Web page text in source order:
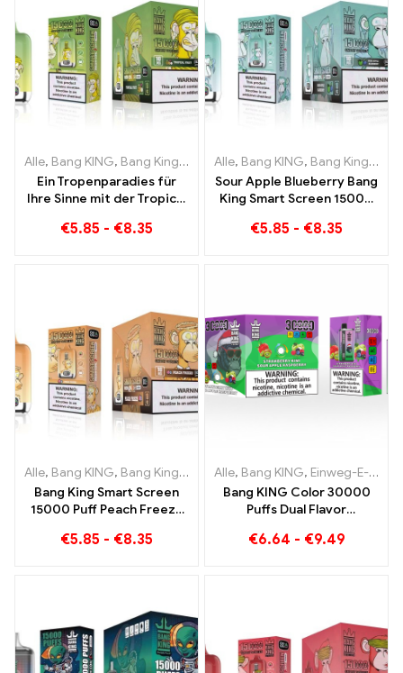
Alle, Bang KING, Bang King Smart Screen 15000 Puff ,Einweg-E-
Ein Tropenparadies für
Ihre Sinne mit der Tropical
Screen 15000 Puff
€5.85 - €8.35
Alle, Bang KING, Bang King Smart Screen 15000 Puff
Sour Apple Blueberry Bang
King Smart Screen 15000
Dampferlebnis voller
€5.85 - €8.35
Alle, Bang KING, Bang King Smart Screen 15000 Puff ,Einweg-E-
Bang King Smart Screen
15000 Puff Peach Freeze
€5.85 - €8.35
Alle, Bang KING, Einweg-E-Zigaretten Litauen
Bang KING Color 30000
Puffs Dual Flavor
Strawberry Kiwi und Sour
€6.64 - €9.49